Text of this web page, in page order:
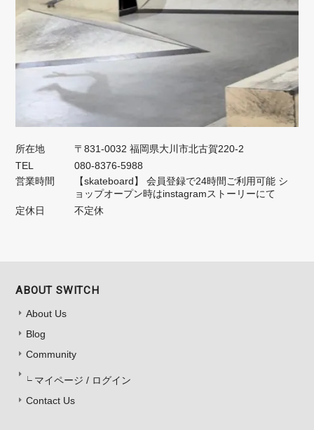
所在地
〒831-0032 福岡県大川市北古賀220-2
TEL
080-8376-5988
営業時間
【skateboard】 会員登録で24時間ご利用可能 シ
ョップオープン時はinstagramストーリーにて
定休日
不定休
ABOUT SWITCH
About Us
Blog
Community
マイページ / ログイン
Contact Us